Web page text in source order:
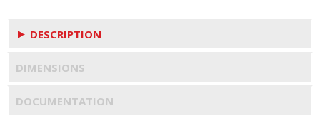
DESCRIPTION
DIMENSIONS
DOCUMENTATION